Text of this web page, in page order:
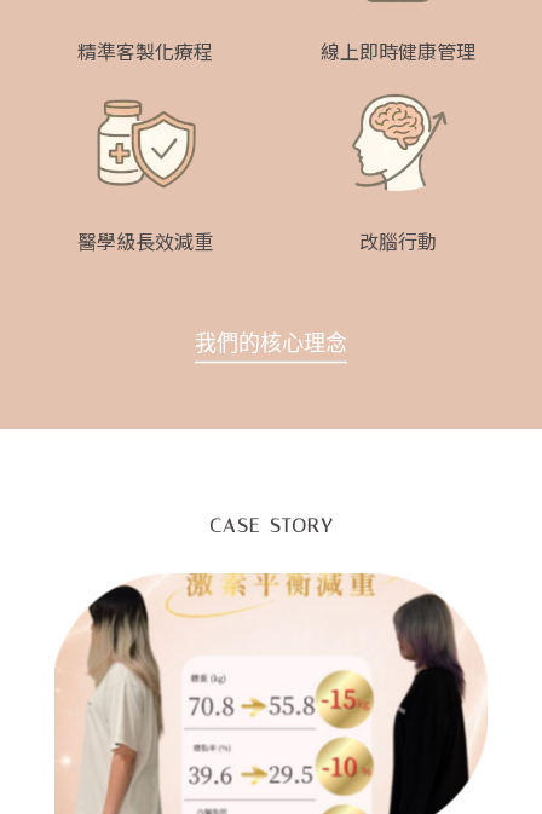
精準客製化療程 線上即時健康管理
醫學級長效減重 改腦行動
我們的核心理念
CASE STORY